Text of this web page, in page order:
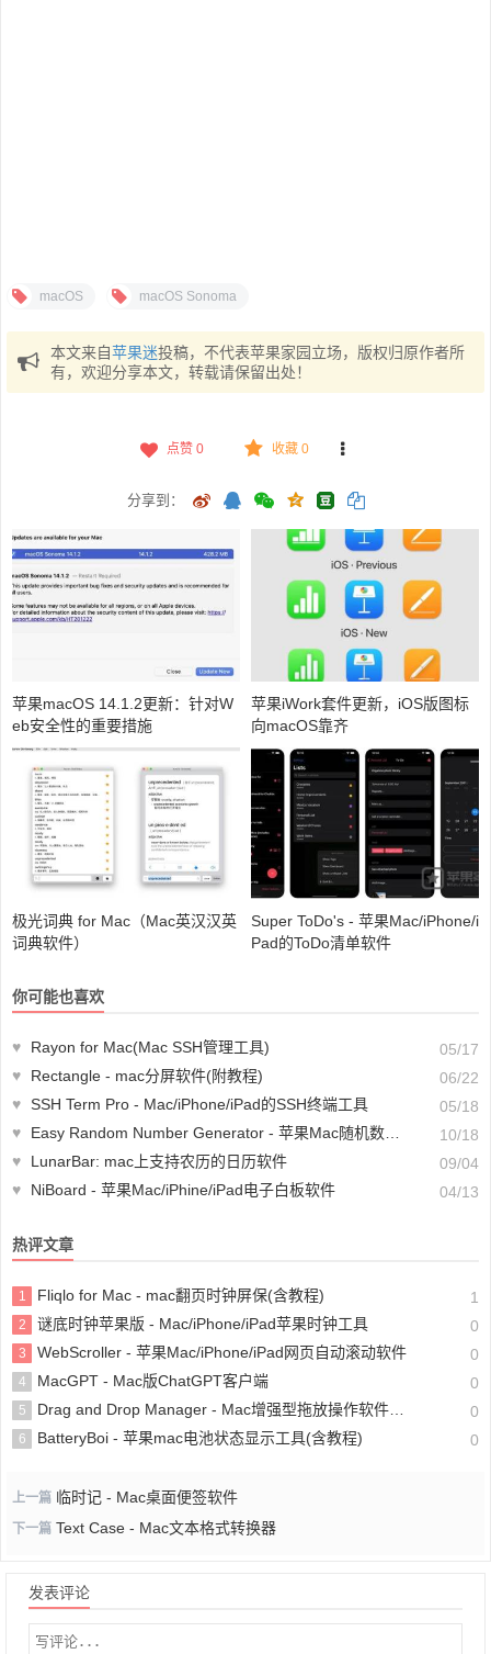
macOS macOS Sonoma
本文来自苹果迷投稿，不代表苹果家园立场，版权归原作者所
有，欢迎分享本文，转载请保留出处！
点赞 0 收藏 0
分享到：
苹果macOS 14.1.2更新：针对W
eb安全性的重要措施
苹果iWork套件更新，iOS版图标
向macOS靠齐
极光词‪典 for Mac（Mac英汉汉英
词典软件）
Super ToDo's - 苹果Mac/iPhone/i
Pad的ToDo清单软件
你可能也喜欢
♥ Rayon for Mac(Mac SSH管理工具)
05/17
♥
Rectangle - mac分屏软件(附教程)
06/22
♥ SSH Term Pro - Mac/iPhone/iPad的SSH终端工具
05/18
♥
Easy Random Number Generator - 苹果Mac随机数生成器(含教程)
10/18
♥
LunarBar: mac上支持农历的日历软件
09/04
♥
NiBoard - 苹果Mac/iPhine/iPad电子白板软件 04/13
热评文章
1 Fliqlo for Mac - mac翻页时钟屏保(含教程) 1
2 谜底时钟苹果版 - Mac/iPhone/iPad苹果时钟工具 0
3 WebScroller - 苹果Mac/iPhone/iPad网页自动滚动软件 0
4 MacGPT - Mac版ChatGPT客户端 0
5 Drag and Drop Manager - Mac增强型拖放操作软件(附教程) 0
6 BatteryBoi - 苹果mac电池状态显示工具(含教程) 0
上一篇 临时记 - Mac桌面便签软件
下一篇 Text Case - Mac文本格式转换器
发表评论